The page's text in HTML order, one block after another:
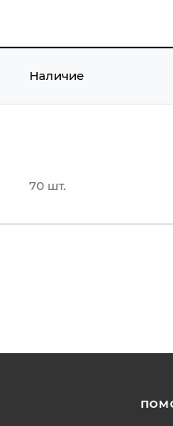
Наличие
70 шт.